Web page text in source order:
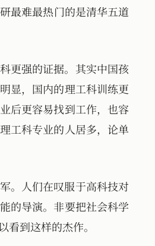
最难最热门的是清华五道
更强的证据。其实中国孩
显，国内的理工科训练更
后更容易找到工作，也容
工科专业的人居多，论单
。人们在叹服于高科技对
的导演。非要把社会科学
到这样的杰作。